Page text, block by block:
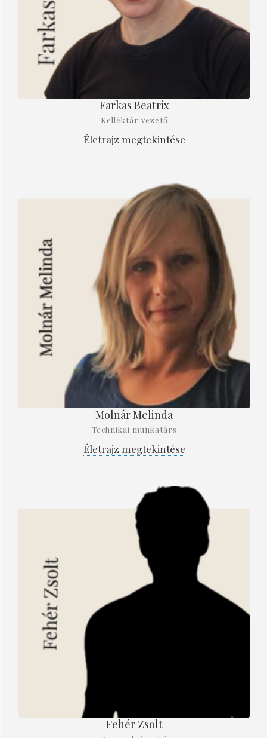
Farkas Beatrix
Kelléktár vezető
Életrajz megtekintése
Molnár Melinda
Technikai munkatárs
Életrajz megtekintése
Fehér Zsolt